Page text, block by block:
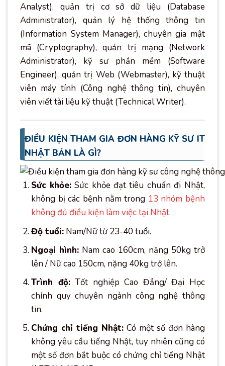
Analyst), quản trị cơ sở dữ liệu (Database
Administrator), quản lý hệ thống thông tin
(Information System Manager), chuyên gia mật
mã (Cryptography), quản trị mạng (Network
Administrator), kỹ sư phần mềm (Software
Engineer), quản trị Web (Webmaster), kỹ thuật
viên máy tính (Công nghệ thông tin), chuyên
viên viết tài liệu kỹ thuật (Technical Writer).
ĐIỀU KIỆN THAM GIA ĐƠN HÀNG KỸ SƯ IT
NHẬT BẢN LÀ GÌ?
Sức khỏe:Sức khỏe đạt tiêu chuẩn đi Nhật,
không bị các bệnh nằm trong 13 nhóm bệnh
không đủ điều kiện làm việc tại Nhật.
Độ tuổi: Nam/Nữ từ 23-40 tuổi.
Ngoại hình: Nam cao 160cm, nặng 50kg trở
lên / Nữ cao 150cm, nặng 40kg trở lên.
Trình độ:Tốt nghiệp Cao Đẳng/ Đại Học
chính quy chuyên ngành công nghệ thông
tin.
Chứng chỉ tiếng Nhật: Có một số đơn hàng
không yêu cầu tiếng Nhật, tuy nhiên cũng có
một số đơn bắt buộc có chứng chỉ tiếng Nhật